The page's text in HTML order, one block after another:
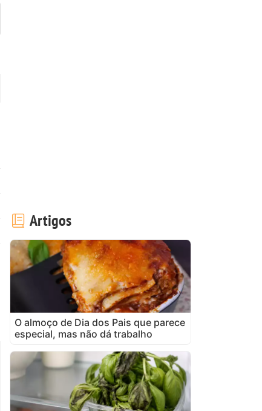
Artigos
O almoço de Dia dos Pais que parece
especial, mas não dá trabalho